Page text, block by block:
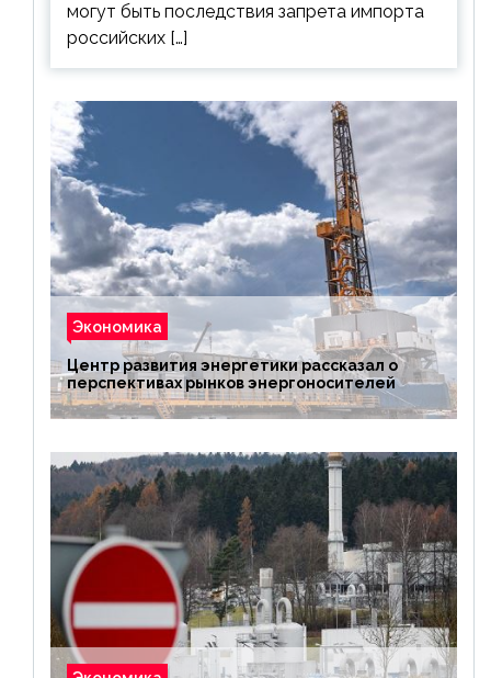
могут быть последствия запрета импорта
российских […]
Экономика
Центр развития энергетики рассказал о
перспективах рынков энергоносителей